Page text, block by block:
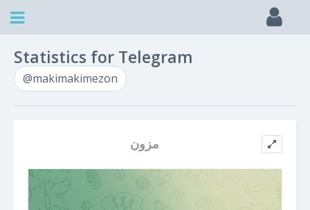
Statistics for Telegram
@makimakimezon
مزون